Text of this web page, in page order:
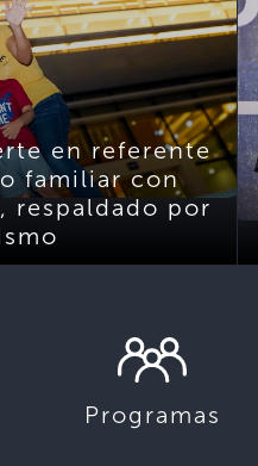
en referente
familiar con
respaldado por
Programas